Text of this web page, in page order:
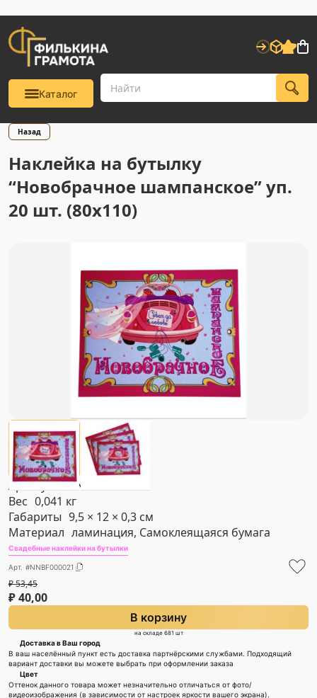
Каталог
Назад
Наклейка на бутылку
“Новобрачное шампанское” уп.
20 шт. (80х110)
Артикул #NNBF000021
Вес 0,041 кг
Габариты 9,5 × 12 × 0,3 см
Материал ламинация, Самоклеящаяся бумага
Свадебные наклейки на бутылки
Арт. #NNBF000021
₽53,45
₽40,00
В корзину
на складе 681 шт
Доставка в Ваш город
В ваш населённый пункт есть доставка партнёрскими службами. Подходящий
вариант доставки вы можете выбрать при оформлении заказа
Цвет
Оттенок данного товара может незначительно отличаться от фото/
видеоизображения (в зависимости от настроек яркости вашего экрана).